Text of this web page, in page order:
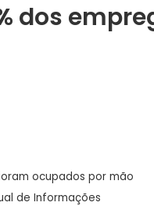
dos
ocupados por mão
de Informações